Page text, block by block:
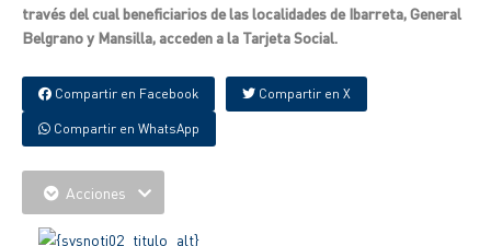
través del cual beneficiarios de las localidades de Ibarreta, General
Belgrano y Mansilla, acceden a la Tarjeta Social.
Compartir en Facebook Compartir en X
Compartir en WhatsApp
Acciones